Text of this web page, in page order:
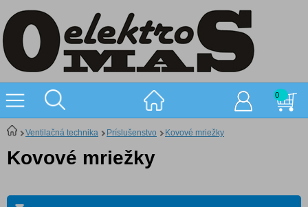
0
Ventilačná technika Príslušenstvo Kovové mriežky
Kovové mriežky